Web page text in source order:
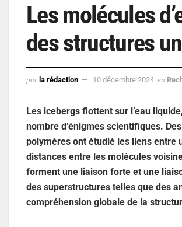
Les molécules
des structures
par la rédaction 10 décembre 2024 en
Les icebergs flottent sur l’eau
nombre d’énigmes scientifiques.
polymères ont étudié les liens entre
distances entre les molécules
forment une liaison forte et une
des superstructures telles que des
compréhension globale de la